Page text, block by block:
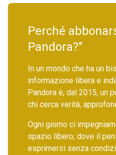
Perché
Pandora?"
In un mondo che ha un
informazione libera e
Pandora è, dal 2015, un
chi cerca verità,
Ogni giorno ci
spazio libero, dove il
esprimersi senza